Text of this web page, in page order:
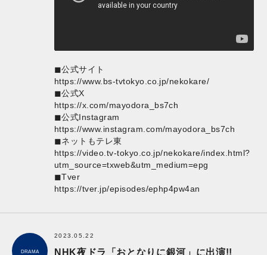
◼︎公式サイト
https://www.bs-tvtokyo.co.jp/nekokare/
◼︎公式X
https://x.com/mayodora_bs7ch
◼︎公式Instagram
https://www.instagram.com/mayodora_bs7ch
◼︎ネットもテレ東
https://video.tv-tokyo.co.jp/nekokare/index.html?
utm_source=txweb&utm_medium=epg
◼︎Tver
https://tver.jp/episodes/ephp4pw4an
DRAMA
2023.05.22
NHK夜ドラ「おとなりに銀河」に出演!!